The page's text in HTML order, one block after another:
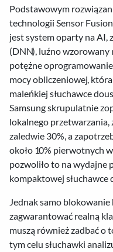
Podstawowym
technologii Sensor
jest system oparty na AI,
(DNN), luźno wzorowany
potężne
mocy obliczeniowej,
maleńkiej słuchawce
Samsung skrupulatnie
lokalnego przetwarzania,
zaledwie 30%, a
około 10% pierwotnych
pozwoliło to na wydajne
kompaktowej słuchawce
Jednak samo blokowanie
zagwarantować realną
muszą również zadbać o
tym celu słuchawki